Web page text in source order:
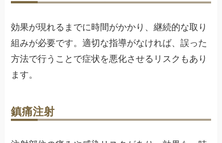
効果が現れるまでに時間がかかり、継続的な取り
組みが必要です。適切な指導がなければ、誤った
方法で行うことで症状を悪化させるリスクもあり
ます。
鎮痛注射